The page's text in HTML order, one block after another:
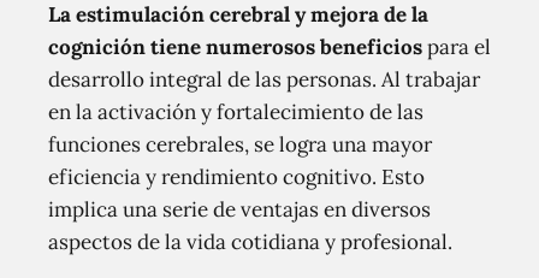
La estimulación cerebral y mejora de la
cognición tiene numerosos beneficiospara el
desarrollo integral de las personas. Al trabajar
en la activación y fortalecimiento de las
funciones cerebrales, se logra una mayor
eficiencia y rendimiento cognitivo. Esto
implica una serie de ventajas en diversos
aspectos de la vida cotidiana y profesional.